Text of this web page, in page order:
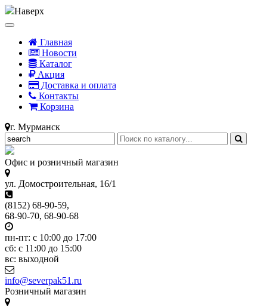
Наверх
Главная
Новости
Каталог
Акция
Доставка и оплата
Контакты
Корзина
г. Мурманск
Офис и розничный магазин
ул. Домостроительная, 16/1
(8152) 68-90-59,
68-90-70, 68-90-68
пн-пт: с 10:00 до 17:00
сб: с 11:00 до 15:00
вс: выходной
info@severpak51.ru
Розничный магазин